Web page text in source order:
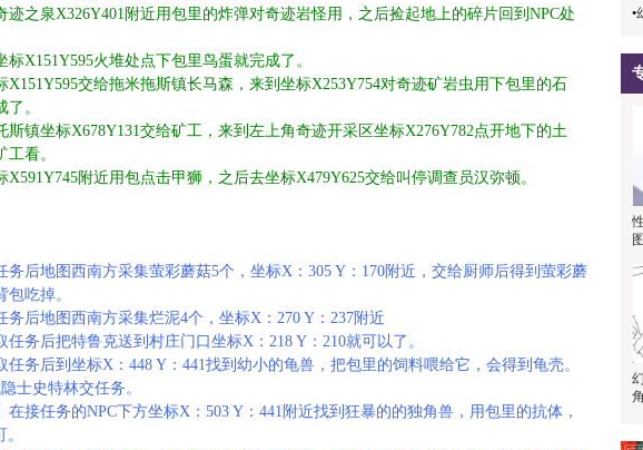
迹之泉X326Y401附近用包里的炸弹对奇迹岩怪用，之后捡起地上的碎片回到NPC处
标X151Y595火堆处点下包里鸟蛋就完成了。
X151Y595交给拖米拖斯镇长马森，来到坐标X253Y754对奇迹矿岩虫用下包里的石
。
斯镇坐标X678Y131交给矿工，来到左上角奇迹开采区坐标X276Y782点开地下的土
看。
X591Y745附近用包点击甲狮，之后去坐标X479Y625交给叫停调查员汉弥顿。
务后地图西南方采集萤彩蘑菇5个，坐标X：305 Y：170附近，交给厨师后得到萤彩蘑
吃掉。
务后地图西南方采集烂泥4个，坐标X：270 Y：237附近
任务后把特鲁克送到村庄门口坐标X：218 Y：210就可以了。
任务后到坐标X：448 Y：441找到幼小的龟兽，把包里的饲料喂给它，会得到龟壳。
士史特林交任务。
在接任务的NPC下方坐标X：503 Y：441附近找到狂暴的的独角兽，用包里的抗体，
•